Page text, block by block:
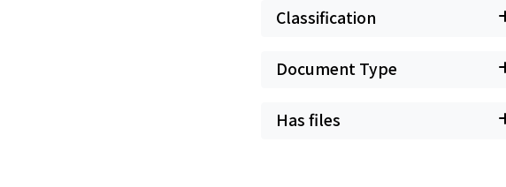
Classification
Document Type
Has files